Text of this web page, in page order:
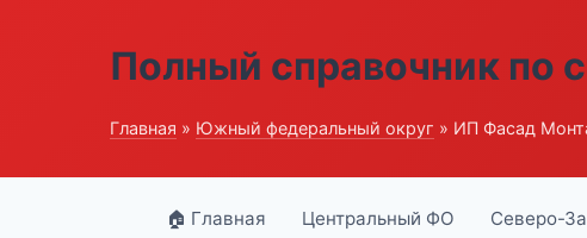
Полный справочник по
Главная » Южный федеральный округ » ИП Фасад
🏠 Главная Центральный ФО Северо-